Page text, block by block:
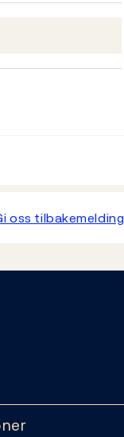
oss tilbakemelding